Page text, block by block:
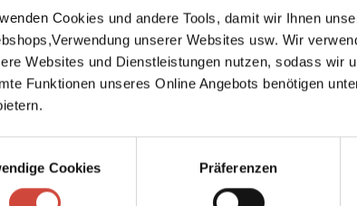
Cookies und andere Tools, damit wir Ihnen
unserer Websites usw. Wir
Websites und Dienstleistungen nutzen, sodass wir
Funktionen unseres Online Angebots benötigen
Cookies
Präferenzen
Restaurant, und das ist
den kleinen Nick. Denn dann
wieder, der so gute Witze
die immer von ihren
und die Cousins Rolf und
ähnlich sind, weil sie am
sind. Auch wenn die
weiß keiner, auf einmal zu
den kleinen Nick gibt es
feiern! Neun neue
vom kleinen Nick.